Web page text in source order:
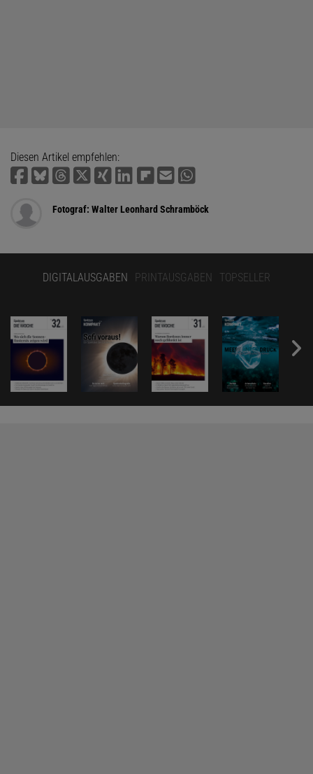
Diesen Artikel empfehlen:
Fotograf: Walter Leonhard Schramböck
DIGITALAUSGABEN PRINTAUSGABEN TOPSELLER